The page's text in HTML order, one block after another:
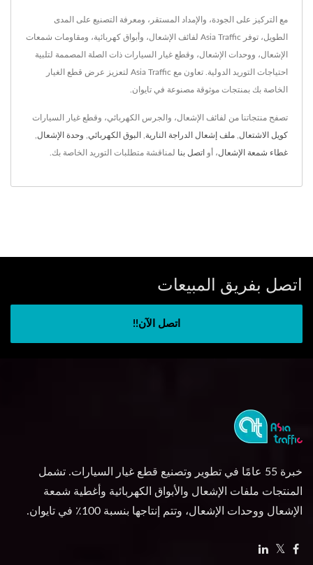
مع التركيز على الجودة، والإمداد المستقر، ومعرفة التصنيع على المدى
الطويل، توفر Asia Traffic لفائف الإشعال، وأبواق كهربائية، ومقاومات شمعات
الإشعال، ووحدات الإشعال، وقطع غيار السيارات ذات الصلة المصممة لتلبية
احتياجات التوريد الدولية. تعاون مع Asia Traffic لتعزيز عرض قطع الغيار
الخاصة بك بمنتجات موثوقة مصنوعة في تايوان.
تصفح منتجاتنا من لفائف الإشعال، والجرس الكهربائي، وقطع غيار السيارات
كويل الاشتعال ملف إشعال الدراجة النارية البوق الكهربائي وحدة الإشعال
غطاء شمعة الإشعال، أو اتصل بنا لمناقشة متطلبات التوريد الخاصة بك.
اتصل بفريق المبيعات
اتصل الآن!!
خبرة 55 عامًا في تطوير وتصنيع قطع غيار السيارات. تشمل
المنتجات ملفات الإشعال والأبواق الكهربائية وأغطية شمعة
الإشعال ووحدات الإشعال، وتتم إنتاجها بنسبة 100٪ في تايوان.